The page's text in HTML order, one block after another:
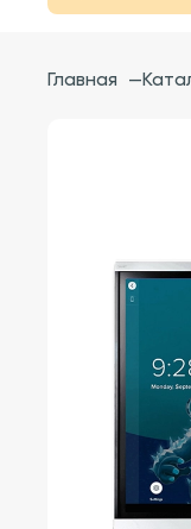
Главная —